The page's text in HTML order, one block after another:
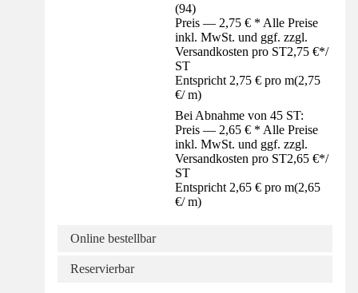
(94)
Preis — 2,75 € * Alle Preise
inkl. MwSt. und ggf. zzgl.
Versandkosten pro ST2,75 €*/
ST
Entspricht 2,75 € pro m(2,75
€/ m)
Bei Abnahme von 45 ST:
Preis — 2,65 € * Alle Preise
inkl. MwSt. und ggf. zzgl.
Versandkosten pro ST2,65 €*/
ST
Entspricht 2,65 € pro m(2,65
€/ m)
Online bestellbar
Reservierbar